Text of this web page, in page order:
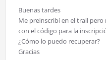
Buenas tardes
Me preinscribí en el trail
con el código para la
¿Cómo lo puedo recuperar?
Gracias